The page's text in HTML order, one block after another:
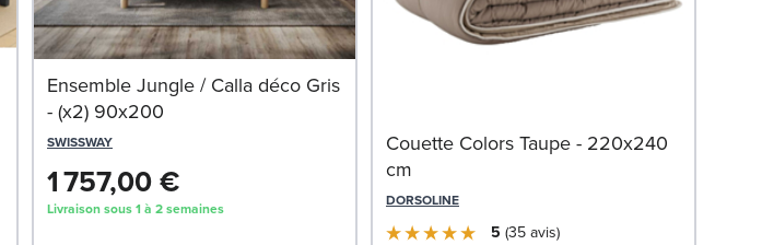
Ensemble Jungle / Calla déco Gris
- (x2) 90x200
SWISSWAY
1 757,00 €
Livraison sous 1 à 2 semaines
Couette Colors Taupe - 220x240
cm
DORSOLINE
5 35avis